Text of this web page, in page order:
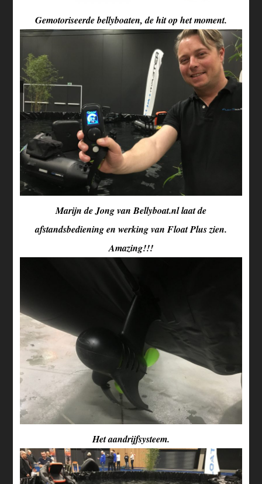
Gemotoriseerde bellyboaten, de hit op het moment.
Marijn de Jong van Bellyboat.nl laat de
afstandsbediening en werking van Float Plus zien.
Amazing!!!
Het aandrijfsysteem.